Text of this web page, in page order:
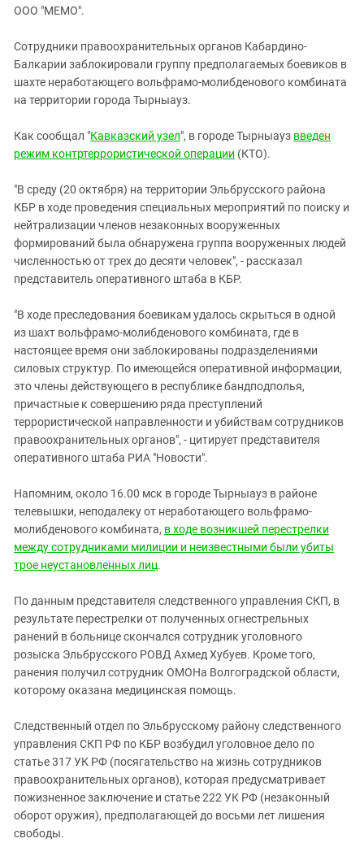
ИНАКОМЫСЛИЕ В ЧЕЧНЕ
ПРЕСЛЕДОВАНИЕ АКТИВИСТОВ
МОБИЛИЗАЦИЯ И ПРОТЕСТЫ
Дагестан
Кабардино-Балкария
Калмыкия
Краснодарский край
Российская Федерация
Ростовская область
Северная Осетия - Алания
СКФО
Чечня
Южная Осетия
Южный Кавказ
ЮФО
ООО "МЕМО".
Сотрудники правоохранительных органов Кабардино-
Балкарии заблокировали группу предполагаемых боевиков в
шахте неработающего вольфрамо-молибденового комбината
на территории города Тырныауз.
Как сообщал "Кавказский узел", в городе Тырныауз введен
режим контртеррористической операции (КТО).
"В среду (20 октября) на территории Эльбрусского района
КБР в ходе проведения специальных мероприятий по поиску и
нейтрализации членов незаконных вооруженных
формирований была обнаружена группа вооруженных людей
численностью от трех до десяти человек", - рассказал
представитель оперативного штаба в КБР.
"В ходе преследования боевикам удалось скрыться в одной
из шахт вольфрамо-молибденового комбината, где в
настоящее время они заблокированы подразделениями
силовых структур. По имеющейся оперативной информации,
это члены действующего в республике бандподполья,
причастные к совершению ряда преступлений
террористической направленности и убийствам сотрудников
правоохранительных органов", - цитирует представителя
оперативного штаба РИА "Новости".
Напомним, около 16.00 мск в городе Тырныауз в районе
телевышки, неподалеку от неработающего вольфрамо-
молибденового комбината, в ходе возникшей перестрелки
между сотрудниками милиции и неизвестными были убиты
трое неустановленных лиц.
По данным представителя следственного управления СКП, в
результате перестрелки от полученных огнестрельных
ранений в больнице скончался сотрудник уголовного
розыска Эльбрусского РОВД Ахмед Хубуев. Кроме того,
ранения получил сотрудник ОМОНа Волгоградской области,
которому оказана медицинская помощь.
Следственный отдел по Эльбрусскому району следственного
управления СКП РФ по КБР возбудил уголовное дело по
статье 317 УК РФ (посягательство на жизнь сотрудников
правоохранительных органов), которая предусматривает
пожизненное заключение и статье 222 УК РФ (незаконный
оборот оружия), предполагающей до восьми лет лишения
свободы.